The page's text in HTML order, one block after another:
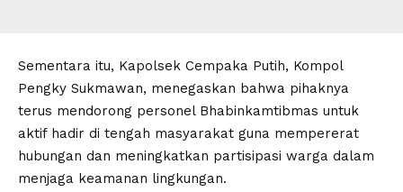
Sementara itu, Kapolsek Cempaka Putih, Kompol
Pengky Sukmawan, menegaskan bahwa pihaknya
terus mendorong personel Bhabinkamtibmas untuk
aktif hadir di tengah masyarakat guna mempererat
hubungan dan meningkatkan partisipasi warga dalam
menjaga keamanan lingkungan.